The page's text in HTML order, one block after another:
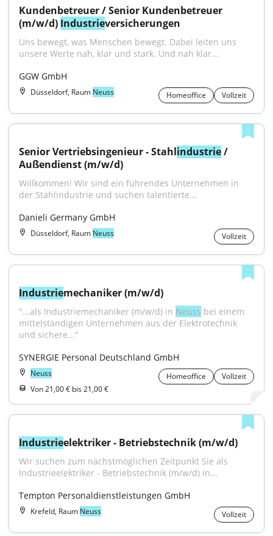
Kundenbetreuer / Senior Kundenbetreuer
(m/w/d) Industrieversicherungen
Uns bewegt, was Menschen bewegt. Dabei leiten uns
unsere Werte nah, klar und stark. Und nah klar...
GGW GmbH
Düsseldorf, Raum Neuss Homeoffice Vollzeit
Senior Vertriebsingenieur - Stahlindustrie /
Außendienst (m/w/d)
Willkommen! Wir sind ein führendes Unternehmen in
der Stahlindustrie und suchen talentierte...
Danieli Germany GmbH
Düsseldorf, Raum Neuss Vollzeit
Industriemechaniker (m/w/d)
"...als Industriemechaniker (m/w/d) in Neuss bei einem
mittelständigen Unternehmen aus der Elektrotechnik
und sichere..."
SYNERGIE Personal Deutschland GmbH
Neuss Homeoffice
Vollzeit
Von 21,00 € bis 21,00 €
Industrieelektriker - Betriebstechnik (m/w/d)
Wir suchen zum nächstmöglichen Zeitpunkt Sie als
Industrieelektriker - Betriebstechnik (m/w/d) in...
Tempton Personaldienstleistungen GmbH
Krefeld, Raum Neuss Vollzeit